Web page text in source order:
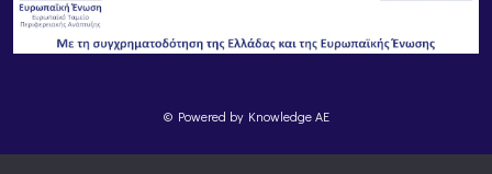
© Powered by Knowledge AE